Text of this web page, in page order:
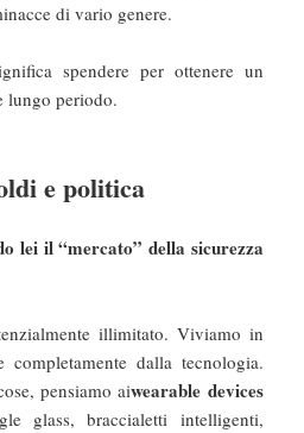
di vario genere.
spendere per ottenere un
lungo periodo.
e politica
lei il “mercato” della sicurezza
illimitato. Viviamo in
completamente dalla tecnologia.
pensiamo aiwearable devices
glass, braccialetti intelligenti,